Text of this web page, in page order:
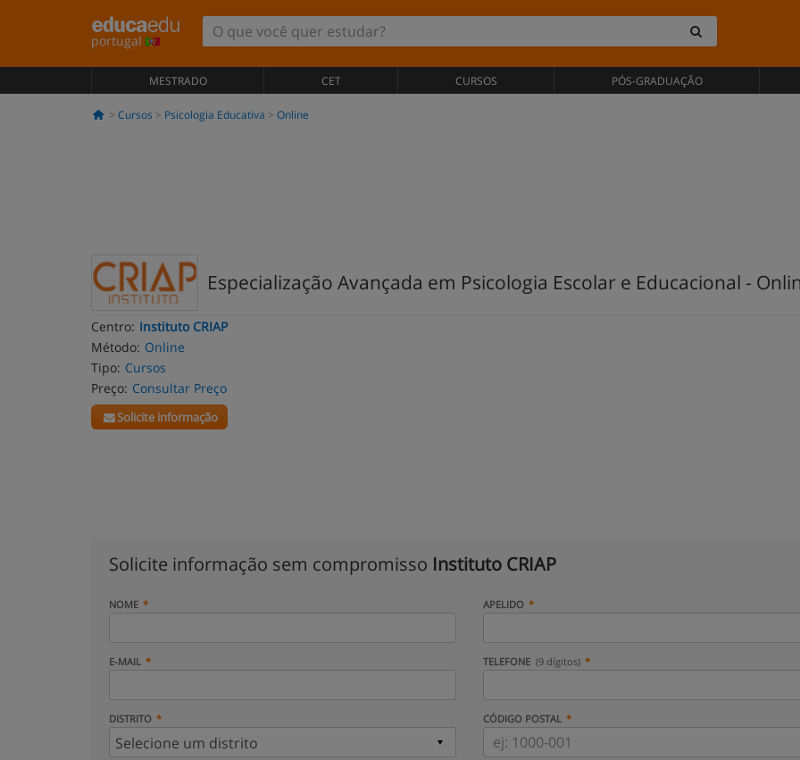
portugal
MESTRADO CET CURSOS PÓS-GRADUAÇÃO
Cursos Psicologia Educativa Online
Especialização Avançada em Psicologia Escolar e Educacional -
Centro: Instituto CRIAP
Método: Online
Tipo: Cursos
Preço: Consultar Preço
Solicite informação
Solicite informação sem compromisso Instituto CRIAP
NOME APELIDO
E-MAIL TELEFONE (9 dígitos)
DISTRITO CÓDIGO POSTAL